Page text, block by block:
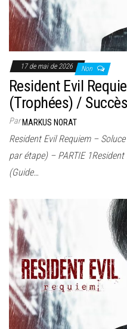
17 de mai de 2026 Non
Resident Evil
(Trophées) /
ParMARKUS NORAT
Resident Evil Requiem –
par étape) – PARTIE
(Guide…